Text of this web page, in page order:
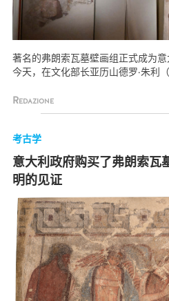
著名的弗朗索瓦墓壁画组正式成为意
今天，在文化部长亚历山德罗·朱利
Redazione
考古学
意大利政府购买了弗朗索瓦
明的见证